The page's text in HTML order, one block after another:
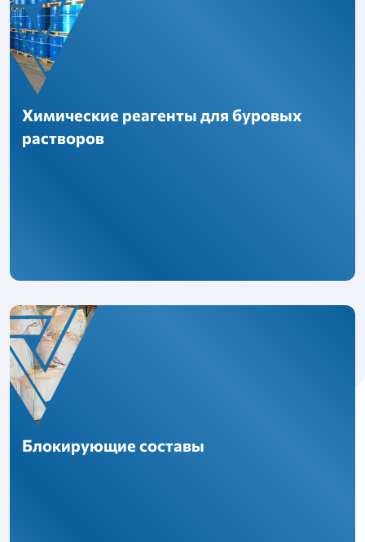
Химические реагенты для буровых
растворов
Блокирующие составы